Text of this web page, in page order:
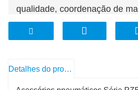
qualidade, coordenação de
de plástico.
3. O desempenho da
durável.
Detalhes do produto